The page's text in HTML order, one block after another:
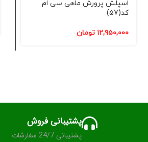
اسپلش پرورش ماهی سی ام
کد(57)
۱۲,۹۵۰,۰۰۰ تومان
پشتیبانی فروش
پشتیبانی 24/7 سفارشات